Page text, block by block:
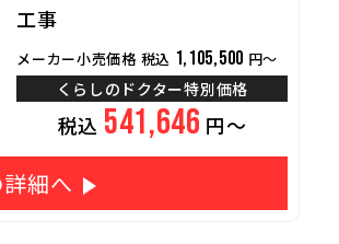
工事
メーカー小売価格 税込 1,105,500 円～
くらしのドクター特別価格
税込 541,646 円～
細へ